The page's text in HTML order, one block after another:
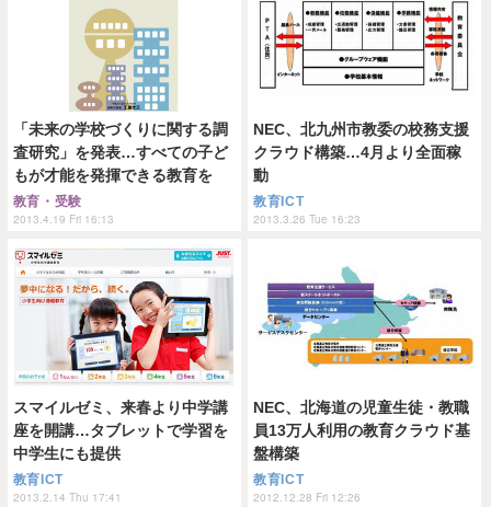
「未来の学校づくりに関する調
査研究」を発表…すべての子ど
もが才能を発揮できる教育を
教育・受験
2013.4.19 Fri 16:13
NEC、北九州市教委の校務支援
クラウド構築…4月より全面稼
動
教育ICT
2013.3.26 Tue 16:23
スマイルゼミ、来春より中学講
座を開講…タブレットで学習を
中学生にも提供
教育ICT
2013.2.14 Thu 17:41
NEC、北海道の児童生徒・教職
員13万人利用の教育クラウド基
盤構築
教育ICT
2012.12.28 Fri 12:26